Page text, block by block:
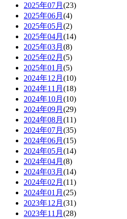
2025年07月 (23)
2025年06月 (4)
2025年05月 (2)
2025年04月 (14)
2025年03月 (8)
2025年02月 (5)
2025年01月 (5)
2024年12月 (10)
2024年11月 (18)
2024年10月 (10)
2024年09月 (29)
2024年08月 (11)
2024年07月 (35)
2024年06月 (15)
2024年05月 (14)
2024年04月 (8)
2024年03月 (14)
2024年02月 (11)
2024年01月 (25)
2023年12月 (31)
2023年11月 (28)